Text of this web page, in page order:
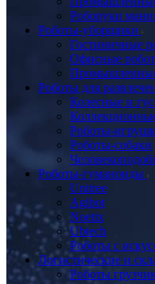
Роборуки
Роботы-уборщики
Гостиничные
Офисные
Роботы для
Колесные и
Роботы-
Роботы-собаки
Роботы-гуманоиды
Unitree
Agibot
Noetix
Ubtech
Роботы с
Логистические и
Роботы